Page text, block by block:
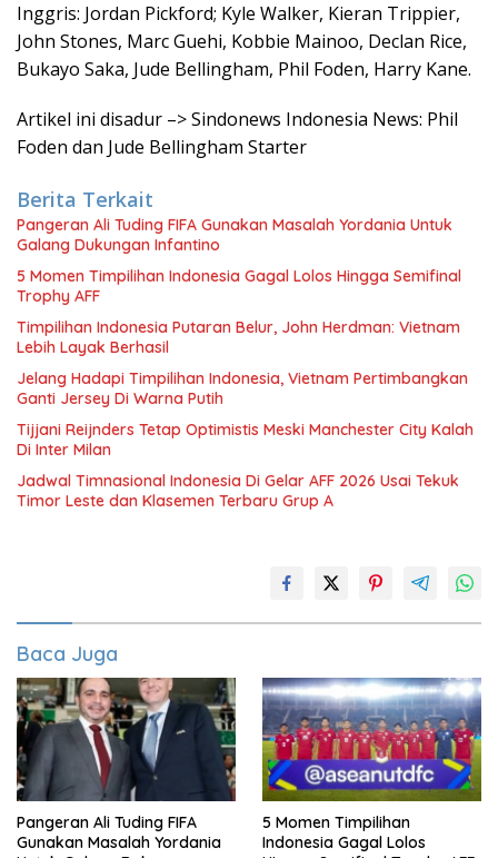
Inggris: Jordan Pickford; Kyle Walker, Kieran Trippier,
John Stones, Marc Guehi, Kobbie Mainoo, Declan Rice,
Bukayo Saka, Jude Bellingham, Phil Foden, Harry Kane.
Artikel ini disadur –> Sindonews Indonesia News: Phil
Foden dan Jude Bellingham Starter
Berita Terkait
Pangeran Ali Tuding FIFA Gunakan Masalah Yordania Untuk
Galang Dukungan Infantino
5 Momen Timpilihan Indonesia Gagal Lolos Hingga Semifinal
Trophy AFF
Timpilihan Indonesia Putaran Belur, John Herdman: Vietnam
Lebih Layak Berhasil
Jelang Hadapi Timpilihan Indonesia, Vietnam Pertimbangkan
Ganti Jersey Di Warna Putih
Tijjani Reijnders Tetap Optimistis Meski Manchester City Kalah
Di Inter Milan
Jadwal Timnasional Indonesia Di Gelar AFF 2026 Usai Tekuk
Timor Leste dan Klasemen Terbaru Grup A
Baca Juga
Pangeran Ali Tuding FIFA
Gunakan Masalah Yordania
5 Momen Timpilihan
Indonesia Gagal Lolos